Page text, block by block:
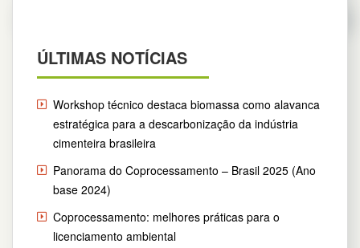
ÚLTIMAS NOTÍCIAS
Workshop técnico destaca biomassa como alavanca
estratégica para a descarbonização da indústria
cimenteira brasileira
Panorama do Coprocessamento – Brasil 2025 (Ano
base 2024)
Coprocessamento: melhores práticas para o
licenciamento ambiental